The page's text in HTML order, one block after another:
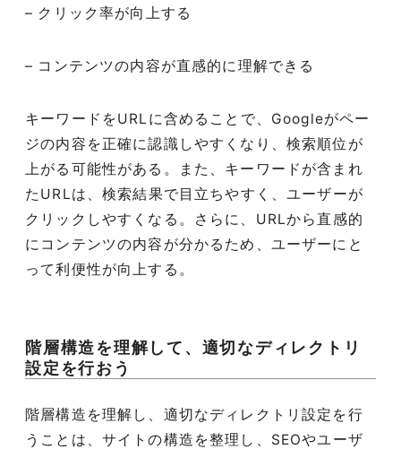
– クリック率が向上する
– コンテンツの内容が直感的に理解できる
キーワードをURLに含めることで、Googleがペー
ジの内容を正確に認識しやすくなり、検索順位が
上がる可能性がある。また、キーワードが含まれ
たURLは、検索結果で目立ちやすく、ユーザーが
クリックしやすくなる。さらに、URLから直感的
にコンテンツの内容が分かるため、ユーザーにと
って利便性が向上する。
階層構造を理解して、適切なディレクトリ
設定を行おう
階層構造を理解し、適切なディレクトリ設定を行
うことは、サイトの構造を整理し、SEOやユーザ